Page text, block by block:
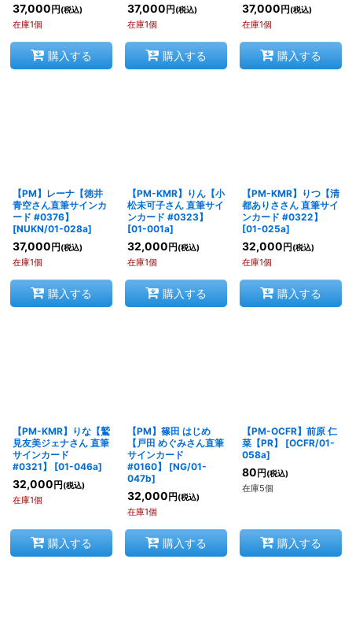
37,000 円 (税込)
在庫1個
購入する
37,000 円 (税込)
在庫1個
購入する
37,000 円 (税込)
在庫1個
購入する
【PM】レーナ【徳井
青空さん直筆サインカ
ード #0376】
[NUKN/01-028a]
37,000 円 (税込)
在庫1個
購入する
【PM-KMR】りん【小
松未可子さん 直筆サイ
ンカード #0323】
[01-001a]
32,000 円 (税込)
在庫1個
購入する
【PM-KMR】りつ【清
都ありささん 直筆サイ
ンカード #0322】
[01-025a]
32,000 円 (税込)
在庫1個
購入する
【PM-KMR】りな【鷲
見友美ジェナさん 直筆
サインカード
#0321】
[01-046a]
32,000 円 (税込)
在庫1個
購入する
【PM】篠田 はじめ
【戸田 めぐみさん直筆
サインカード
#0160】
[NG/01-
047b]
32,000 円 (税込)
在庫1個
購入する
【PM-OCFR】前原 仁
菜【PR】
[OCFR/01-
058a]
80 円 (税込)
在庫5個
購入する